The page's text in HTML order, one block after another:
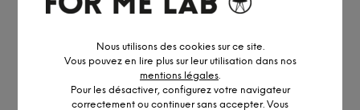
Nous utilisons des cookies sur ce site.
Vous pouvez en lire plus sur leur utilisation dans nos
mentions légales.
Pour les désactiver, configurez votre navigateur
correctement ou continuer sans accepter. Vous